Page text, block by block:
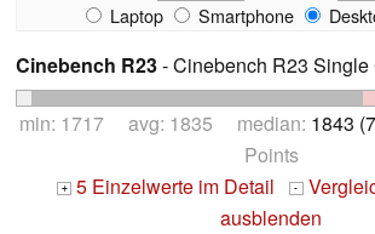
Laptop
Smartphone
Cinebench R23- Cinebench R23 Single
min: 1717 avg: 1835 median: 1843
Points
+ 5 Einzelwerte im Detail -
ausblenden